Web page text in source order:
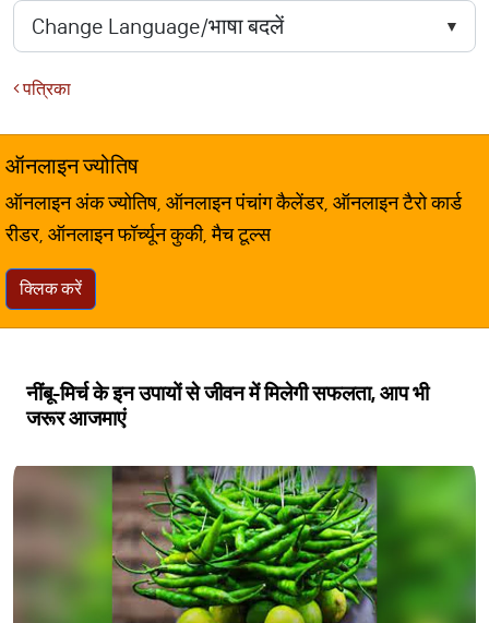
पत्रिका
ऑनलाइन ज्योतिष
ऑनलाइन अंक ज्योतिष, ऑनलाइन पंचांग कैलेंडर, ऑनलाइन टैरो कार्ड
रीडर, ऑनलाइन फॉर्च्यून कुकी, मैच टूल्स
क्लिक करें
नींबू-मिर्च के इन उपायों से जीवन में मिलेगी सफलता, आप भी
जरूर आजमाएं